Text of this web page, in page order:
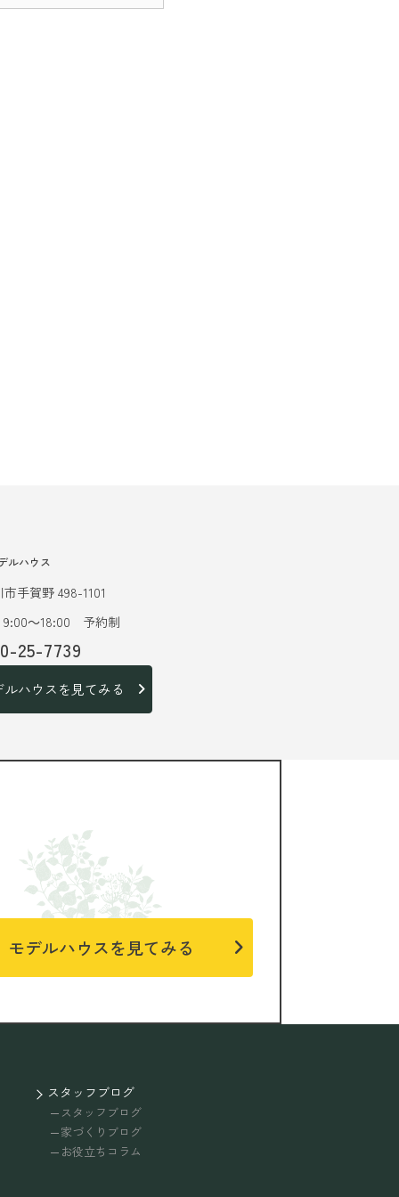
ルハウス
手賀野 498-1101
9:00～18:00 予約制
25-7739
ルハウスを見てみる
モデルハウスを見てみる
スタッフブログ
スタッフブログ
家づくりブログ
お役立ちコラム